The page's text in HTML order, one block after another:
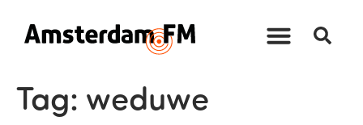
Tag: weduwe